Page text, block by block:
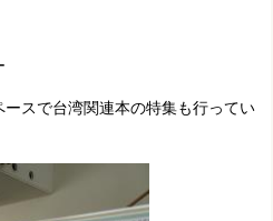
で台湾関連本の特集も行ってい